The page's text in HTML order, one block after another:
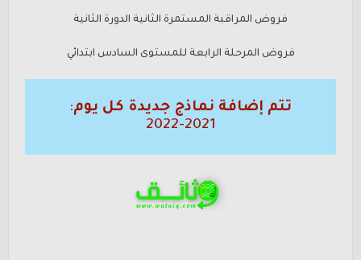
فروض المراقبة المستمرة الثانية الدورة الثانية
فروض المرحلة الرابعة للمستوى السادس ابتدائي
تتم إضافة نماذج جديدة كل يوم:
2021-2022